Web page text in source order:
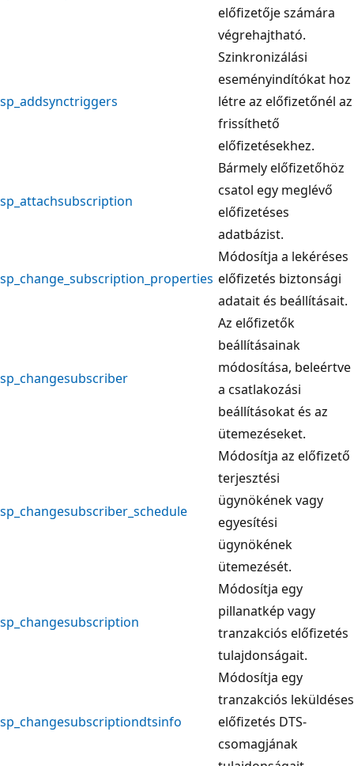
előfizetője számára
végrehajtható.
sp_addsynctriggers
Szinkronizálási
eseményindítókat hoz
létre az előfizetőnél az
frissíthető
előfizetésekhez.
sp_attachsubscription
Bármely előfizetőhöz
csatol egy meglévő
előfizetéses
adatbázist.
sp_change_subscription_properties
Módosítja a lekéréses
előfizetés biztonsági
adatait és beállításait.
sp_changesubscriber
Az előfizetők
beállításainak
módosítása, beleértve
a csatlakozási
beállításokat és az
ütemezéseket.
sp_changesubscriber_schedule
Módosítja az előfizető
terjesztési
ügynökének vagy
egyesítési
ügynökének
ütemezését.
sp_changesubscription
Módosítja egy
pillanatkép vagy
tranzakciós előfizetés
tulajdonságait.
sp_changesubscriptiondtsinfo
Módosítja egy
tranzakciós leküldéses
előfizetés DTS-
csomagjának